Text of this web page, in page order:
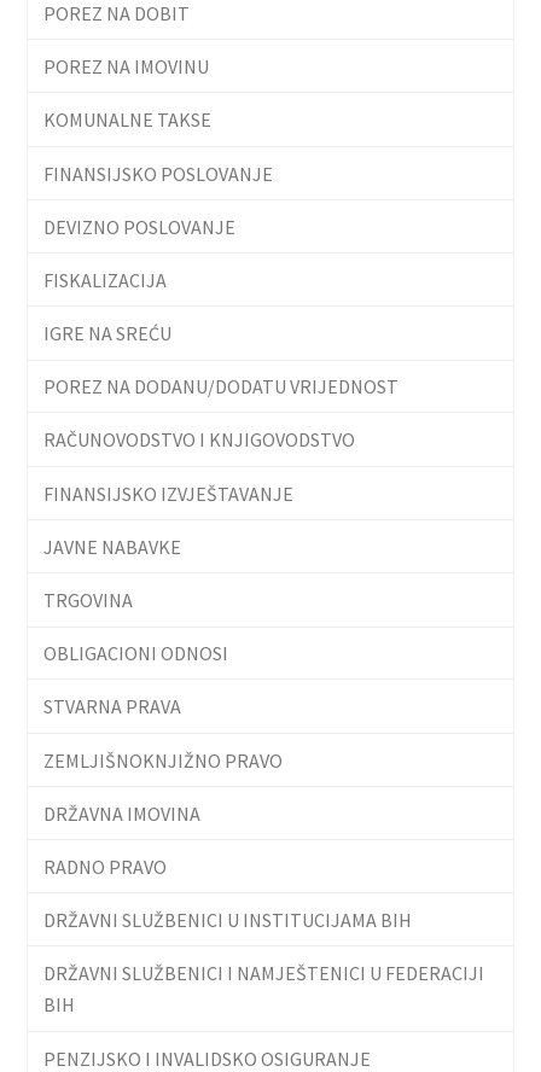
POREZ NA DOBIT
POREZ NA IMOVINU
KOMUNALNE TAKSE
FINANSIJSKO POSLOVANJE
DEVIZNO POSLOVANJE
FISKALIZACIJA
IGRE NA SREĆU
POREZ NA DODANU/DODATU VRIJEDNOST
RAČUNOVODSTVO I KNJIGOVODSTVO
FINANSIJSKO IZVJEŠTAVANJE
JAVNE NABAVKE
TRGOVINA
OBLIGACIONI ODNOSI
STVARNA PRAVA
ZEMLJIŠNOKNJIŽNO PRAVO
DRŽAVNA IMOVINA
RADNO PRAVO
DRŽAVNI SLUŽBENICI U INSTITUCIJAMA BIH
DRŽAVNI SLUŽBENICI I NAMJEŠTENICI U FEDERACIJI
BIH
PENZIJSKO I INVALIDSKO OSIGURANJE